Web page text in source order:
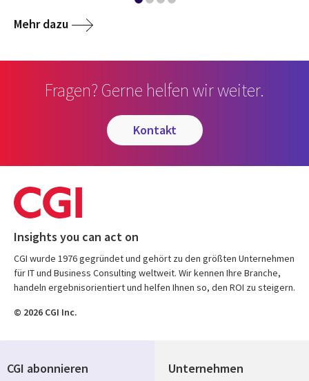
Mehr dazu
Fragen? Gerne helfen wir weiter.
kontakt
Insights you can act on
CGI wurde 1976 gegründet und gehört zu den größten Unternehmen
für IT und Business Consulting weltweit. Wir kennen Ihre Branche,
handeln ergebnisorientiert und helfen Ihnen so, den ROI zu steigern.
© 2026 CGI Inc.
Unternehmen
CGI abonnieren